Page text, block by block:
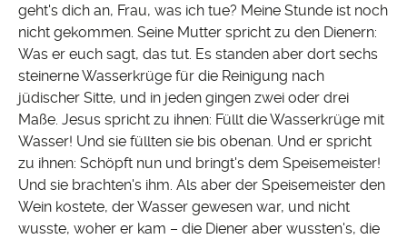
geht's dich an, Frau, was ich tue? Meine Stunde ist noch
nicht gekommen. Seine Mutter spricht zu den Dienern:
Was er euch sagt, das tut. Es standen aber dort sechs
steinerne Wasserkrüge für die Reinigung nach
jüdischer Sitte, und in jeden gingen zwei oder drei
Maße. Jesus spricht zu ihnen: Füllt die Wasserkrüge mit
Wasser! Und sie füllten sie bis obenan. Und er spricht
zu ihnen: Schöpft nun und bringt's dem Speisemeister!
Und sie brachten's ihm. Als aber der Speisemeister den
Wein kostete, der Wasser gewesen war, und nicht
wusste, woher er kam – die Diener aber wussten's, die